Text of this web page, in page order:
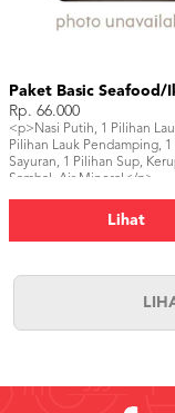
Paket Basic Seafood/
Rp. 66.000
<p>Nasi Putih, 1 Pilihan
Pilihan Lauk Pendamping, 1
Sayuran, 1 Pilihan Sup,
Sambal, Air Mineral</p>
Lihat